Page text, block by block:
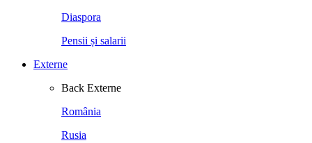
Diaspora
Pensii și salarii
Externe
Back Externe
România
Rusia